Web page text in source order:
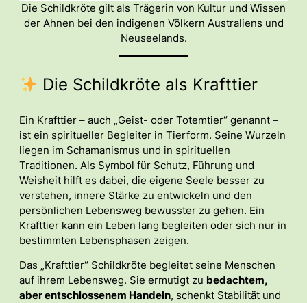
Die Schildkröte gilt als Trägerin von Kultur und Wissen
der Ahnen bei den indigenen Völkern Australiens und
Neuseelands.
Die Schildkröte als Krafttier
Ein Krafttier – auch „Geist- oder Totemtier“ genannt –
ist ein spiritueller Begleiter in Tierform. Seine Wurzeln
liegen im Schamanismus und in spirituellen
Traditionen. Als Symbol für Schutz, Führung und
Weisheit hilft es dabei, die eigene Seele besser zu
verstehen, innere Stärke zu entwickeln und den
persönlichen Lebensweg bewusster zu gehen. Ein
Krafttier kann ein Leben lang begleiten oder sich nur in
bestimmten Lebensphasen zeigen.
Das „Krafttier“ Schildkröte begleitet seine Menschen
auf ihrem Lebensweg. Sie ermutigt zu bedachtem,
aber entschlossenem Handeln, schenkt Stabilität und